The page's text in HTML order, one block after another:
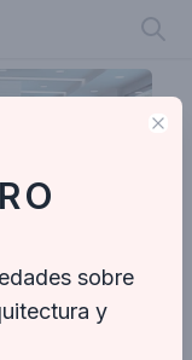
sobre
y